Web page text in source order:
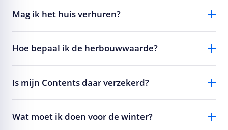
Mag ik het huis verhuren?
Hoe bepaal ik de herbouwwaarde?
Is mijn Contents daar verzekerd?
Wat moet ik doen voor de winter?